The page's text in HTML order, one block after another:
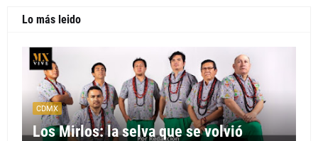
Lo más leido
CDMX
Los Mirlos: la selva que se volvió